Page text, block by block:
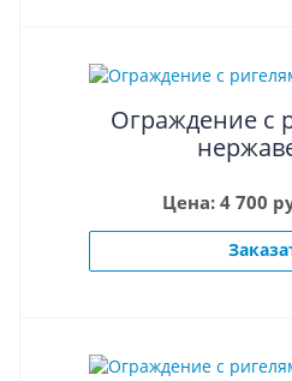
Ограждение с
Цена: 4 700